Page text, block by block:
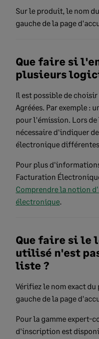
Sur le produit, le nom
gauche de la page
Que faire si
plusieurs
Il est possible de
Agréées. Par exemple :
pour l'émission. Lors
nécessaire d'indiquer
électronique
Pour plus
Facturation
Comprendre la notion
électronique.
Que faire si le
utilisé n'est
liste ?
Vérifiez le nom exact
gauche de la page
Pour la gamme expert-
d'inscription est